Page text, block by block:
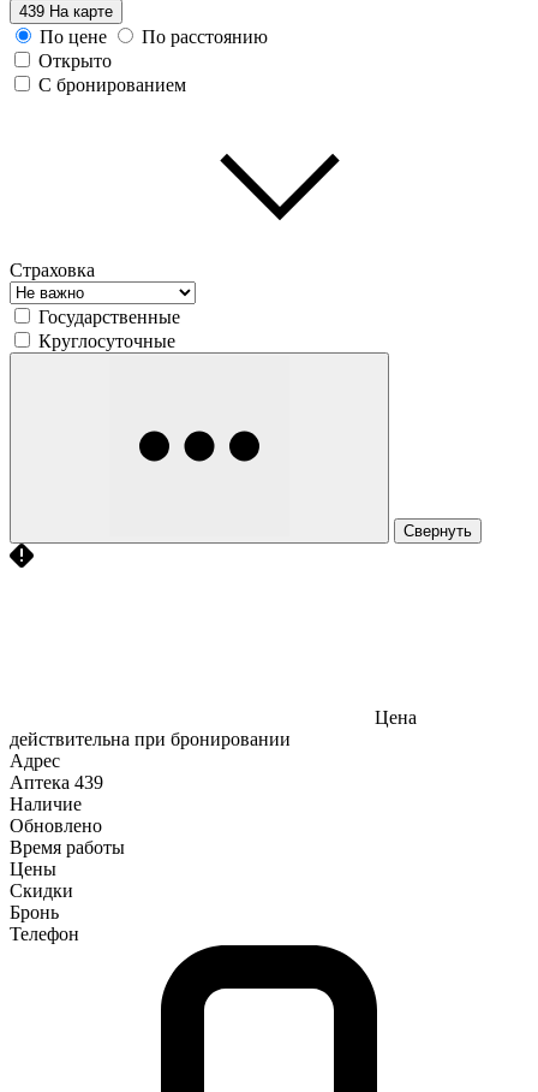
439 На карте
По цене
По расстоянию
Открыто
С бронированием
Страховка
Государственные
Круглосуточные
Свернуть
Цена
действительна при бронировании
Адрес
Аптека 439
Наличие
Обновлено
Время работы
Цены
Скидки
Бронь
Телефон